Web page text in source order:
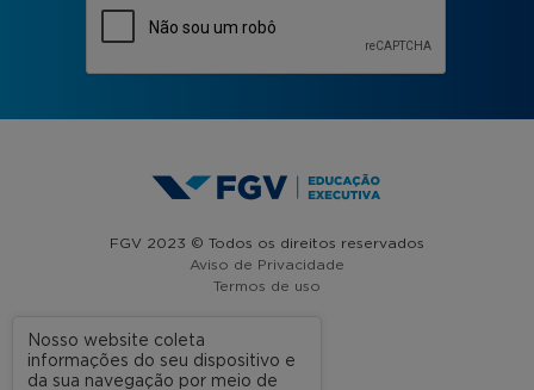
FGV 2023 © Todos os direitos reservados
Aviso de Privacidade
Termos de uso
A FGV
Nosso website coleta
informações do seu dispositivo e
da sua navegação por meio de